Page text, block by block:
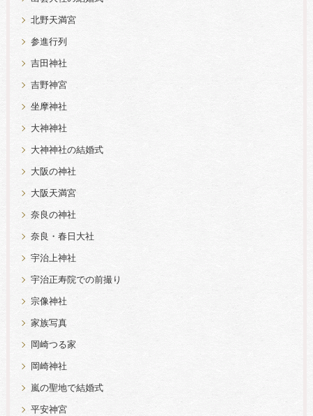
北野天満宮
参進行列
吉田神社
吉野神宮
坐摩神社
大神神社
大神神社の結婚式
大阪の神社
大阪天満宮
奈良の神社
奈良・春日大社
宇治上神社
宇治正寿院での前撮り
宗像神社
家族写真
岡崎つる家
岡崎神社
嵐の聖地で結婚式
平安神宮